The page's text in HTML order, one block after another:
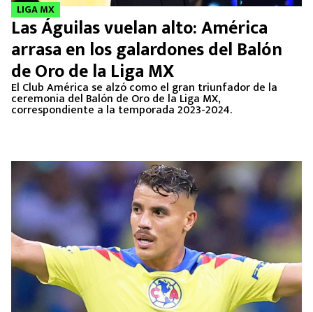
LIGA MX
Las Águilas vuelan alto: América
arrasa en los galardones del Balón
de Oro de la Liga MX
El Club América se alzó como el gran triunfador de la
ceremonia del Balón de Oro de la Liga MX,
correspondiente a la temporada 2023-2024.